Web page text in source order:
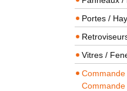
Portes /
Vitres /